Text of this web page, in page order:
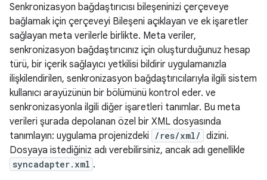
Senkronizasyon bağdaştırıcısı bileşeninizi çerçeveye
bağlamak için çerçeveyi Bileşeni açıklayan ve ek işaretler
sağlayan meta verilerle birlikte. Meta veriler,
senkronizasyon bağdaştırıcınız için oluşturduğunuz hesap
türü, bir içerik sağlayıcı yetkilisi bildirir uygulamanızla
ilişkilendirilen, senkronizasyon bağdaştırıcılarıyla ilgili sistem
kullanıcı arayüzünün bir bölümünü kontrol eder. ve
senkronizasyonla ilgili diğer işaretleri tanımlar. Bu meta
verileri şurada depolanan özel bir XML dosyasında
tanımlayın: uygulama projenizdeki
/res/xml/ dizini.
Dosyaya istediğiniz adı verebilirsiniz, ancak adı genellikle
syncadapter.xml .